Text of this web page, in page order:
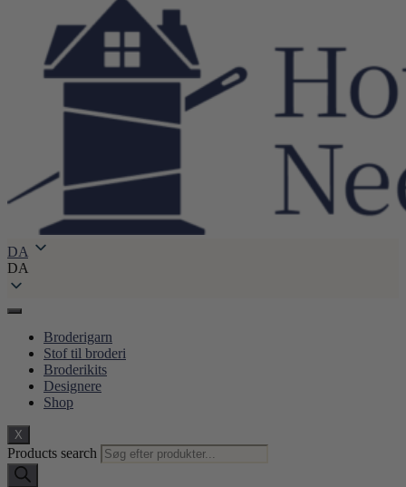
DA
DA
Broderigarn
Stof til broderi
Broderikits
Designere
Shop
X
Products search